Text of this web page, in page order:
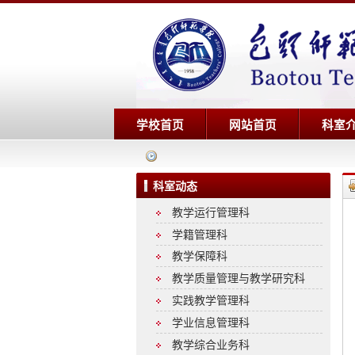
学校首页 网站首页 科室
科室动态
教学运行管理科
学籍管理科
教学保障科
教学质量管理与教学研究科
实践教学管理科
学业信息管理科
教学综合业务科